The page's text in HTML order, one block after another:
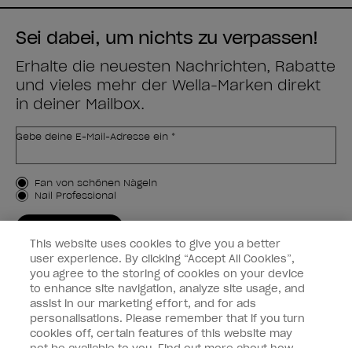
Sei dabei, um nichts zu verpassen!
Erhalte die neuesten Nachrichten, Rabatte
und vieles mehr der Wella-Marken direkt
in deiner Mailbox.
Gebe deine E-Mail-Adresse ein *
Kundenart
Fan von schönen Nägeln
Nail Professional
Kundeninformationen
Vernetzen
This website uses cookies to give you a better
user experience. By clicking “Accept All Cookies”,
you agree to the storing of cookies on your device
to enhance site navigation, analyze site usage, and
assist in our marketing effort, and for ads
personalisations. Please remember that if you turn
cookies off, certain features of this website may